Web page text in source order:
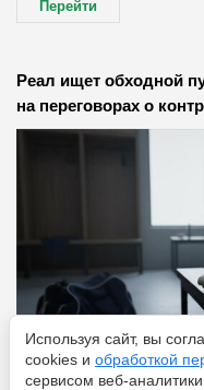
Перейти
Реал ищет обходной
на переговорах о
Используя сайт, вы
cookies и обработкой
сервисом веб-